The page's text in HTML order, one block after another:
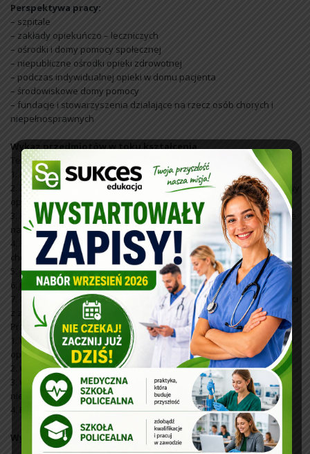
Perspektywa pracy:
– szpitale
– zakłady opiekuńczo – leczniczych
– ośrodki i domy pomocy społecznej
– niepubliczne ośrodki opieki zdrowotnej
– podczas indywidualnej opieki w domu pacjenta
– środowiskowe domy pomocy
– fundacje i stowarzyszenia działające na rzecz osób chorych i
niepełnosprawnych
Wykaz przedmiotów w toku kształcenia
Teoretyczne przedmioty zawodowe:
1. Bezpieczeństwo i higiena pracy z elementami pierwszej pomocy
2. Podstawy opieki nad osobą chorą i niesamodzielną oraz podstawy
opieki medycznej
3. Rozpoznawanie problemów opiekuńczych i medycznych w opiece
nad osobą chorą i niesamodzielną
4. Planowanie czynności higienicznych i pielęgnacyjnych dla osoby
chorej i niesamodzielnej
5. Język obcy zawodowy
6. Język migowy zawodowy
7. Organizowanie czynności higienicznych oraz wybranych czynności
z zakresu opieki pielęgnacyjnej
Przedmioty organizowane w formie zajęć praktycznych:
1. Wykonywanie czynności higienicznych oraz wybranych z zakresu
opieki pielęgnacyjnej
2. Wykonywanie wybranych czynności z zakresu opieki medycznej
3. Wykonywanie czynności opiekuńczych dla osoby chorej i
niesamodzielnej z demencją
4. Prowadzenie przyłóżkowej aktywizacji pacjentów leżącychh
Wymagania wstępne: